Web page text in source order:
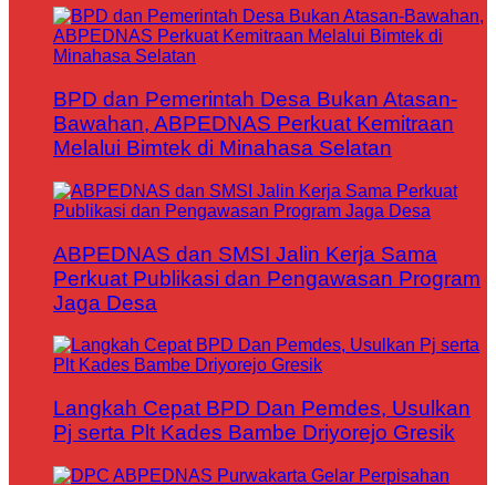
BPD dan Pemerintah Desa Bukan Atasan-
Bawahan, ABPEDNAS Perkuat Kemitraan
Melalui Bimtek di Minahasa Selatan
ABPEDNAS dan SMSI Jalin Kerja Sama
Perkuat Publikasi dan Pengawasan Program
Jaga Desa
Langkah Cepat BPD Dan Pemdes, Usulkan
Pj serta Plt Kades Bambe Driyorejo Gresik